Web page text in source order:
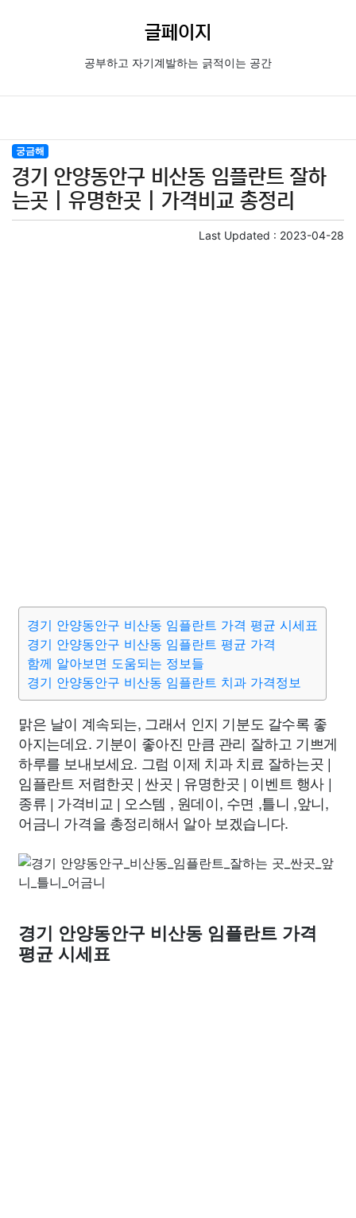
글페이지
공부하고 자기계발하는 긁적이는 공간
궁금해
경기 안양동안구 비산동 임플란트 잘하
는곳 | 유명한곳 | 가격비교 총정리
Last Updated : 2023-04-28
경기 안양동안구 비산동 임플란트 가격 평균 시세표
경기 안양동안구 비산동 임플란트 평균 가격
함께 알아보면 도움되는 정보들
경기 안양동안구 비산동 임플란트 치과 가격정보
맑은 날이 계속되는, 그래서 인지 기분도 갈수록 좋
아지는데요. 기분이 좋아진 만큼 관리 잘하고 기쁘게
하루를 보내보세요. 그럼 이제 치과 치료 잘하는곳 |
임플란트 저렴한곳 | 싼곳 | 유명한곳 | 이벤트 행사 |
종류 | 가격비교 | 오스템 , 원데이, 수면 ,틀니 ,앞니,
어금니 가격을 총정리해서 알아 보겠습니다.
경기 안양동안구 비산동 임플란트 가격
평균 시세표